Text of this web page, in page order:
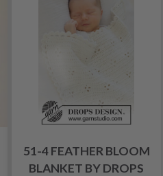
51-4 FEATHER BLOOM
BLANKET BY DROPS